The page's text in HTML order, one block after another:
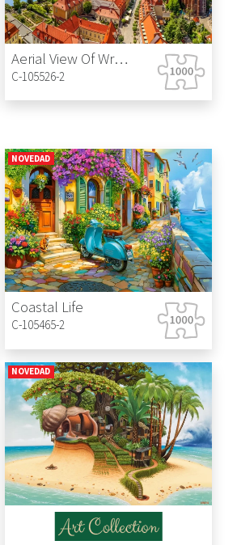
Aerial View Of Wroclaw, Poland
C-105526-2
NOVEDAD
Coastal Life
C-105465-2
NOVEDAD